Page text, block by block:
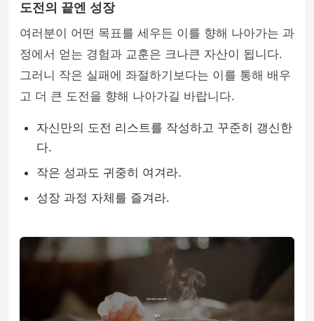
도전의 끝엔 성장
여러분이 어떤 목표를 세우든 이를 향해 나아가는 과
정에서 얻는 경험과 교훈은 크나큰 자산이 됩니다.
그러니 작은 실패에 좌절하기보다는 이를 통해 배우
고 더 큰 도전을 향해 나아가길 바랍니다.
자신만의 도전 리스트를 작성하고 꾸준히 갱신한
다.
작은 성과도 귀중히 여겨라.
성장 과정 자체를 즐겨라.